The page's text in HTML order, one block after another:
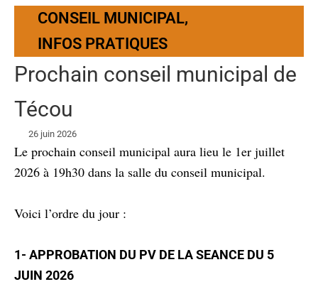
CONSEIL MUNICIPAL,
INFOS PRATIQUES
Prochain conseil municipal de
Técou
26 juin 2026
Le prochain conseil municipal aura lieu le 1er juillet
2026 à 19h30 dans la salle du conseil municipal.
Voici l’ordre du jour :
1- APPROBATION DU PV DE LA SEANCE DU 5
JUIN 2026